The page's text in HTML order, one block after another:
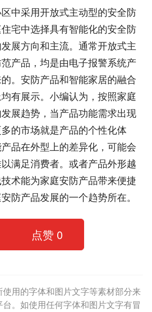
采用开放式主动型的安全防
宅中选择具有智能化的安全防
展方向和主流。通常开放式主
产品，均是由电子报警系统产
。安防产品和智能家居的融合
有展示。小编认为，按照家庭
展趋势，当产品功能需求出现
的市场就是产品的个性化体
品在外型上的差异化，可能会
满足消费者。或者产品外形越
术能为家庭安防产品带来便捷
防产品发展的一个趋势所在。
点赞 0
用的字体和图片文字等素材部分来
。如使用任何字体和图片文字有冒